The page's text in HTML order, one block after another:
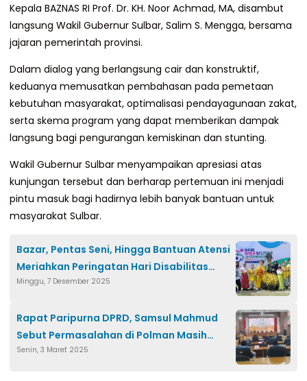
Kepala BAZNAS RI Prof. Dr. KH. Noor Achmad, MA, disambut
langsung Wakil Gubernur Sulbar, Salim S. Mengga, bersama
jajaran pemerintah provinsi.
Dalam dialog yang berlangsung cair dan konstruktif,
keduanya memusatkan pembahasan pada pemetaan
kebutuhan masyarakat, optimalisasi pendayagunaan zakat,
serta skema program yang dapat memberikan dampak
langsung bagi pengurangan kemiskinan dan stunting.
Wakil Gubernur Sulbar menyampaikan apresiasi atas
kunjungan tersebut dan berharap pertemuan ini menjadi
pintu masuk bagi hadirnya lebih banyak bantuan untuk
masyarakat Sulbar.
Bazar, Pentas Seni, Hingga Bantuan Atensi
Meriahkan Peringatan Hari Disabilitas
Internasional 2025 di Polman
Minggu, 7 Desember 2025
Rapat Paripurna DPRD, Samsul Mahmud
Sebut Permasalahan di Polman Masih
Banyak
Senin, 3 Maret 2025